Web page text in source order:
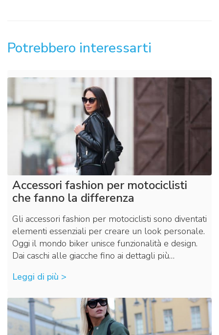
Potrebbero interessarti
Accessori fashion per motociclisti
che fanno la differenza
Gli accessori fashion per motociclisti sono diventati
elementi essenziali per creare un look personale.
Oggi il mondo biker unisce funzionalità e design.
Dai caschi alle giacche fino ai dettagli più…
Leggi di più >